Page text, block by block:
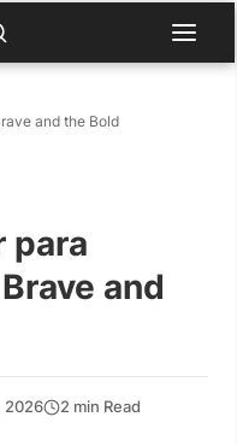
and the Bold
para
and
2026 2 min Read